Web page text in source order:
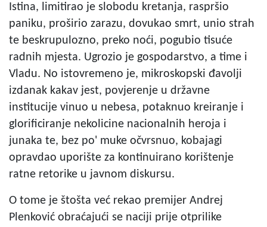
Istina, limitirao je slobodu kretanja, raspršio
paniku, proširio zarazu, dovukao smrt, unio strah
te beskrupulozno, preko noći, pogubio tisuće
radnih mjesta. Ugrozio je gospodarstvo, a time i
Vladu. No istovremeno je, mikroskopski đavolji
izdanak kakav jest, povjerenje u državne
institucije vinuo u nebesa, potaknuo kreiranje i
glorificiranje nekolicine nacionalnih heroja i
junaka te, bez po' muke očvrsnuo, kobajagi
opravdao uporište za kontinuirano korištenje
ratne retorike u javnom diskursu.
O tome je štošta već rekao premijer Andrej
Plenković obraćajući se naciji prije otprilike